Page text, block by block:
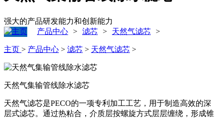
强大的产品研发能力和创新能力
产品中心 > 滤芯 > 天然气滤芯 >
主页 > 产品中心 > 滤芯 > 天然气滤芯 >
天然气集输管线除水滤芯
天然气滤芯是PECO的一项专利加工工艺，用于制造高效的深
层式滤芯。通过热粘合，介质层按螺旋方式层层缠绕，形成锥